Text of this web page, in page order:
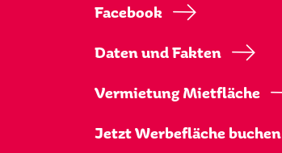
Facebook
Daten und Fakten
Vermietung Mietfläche
Jetzt Werbefläche buchen